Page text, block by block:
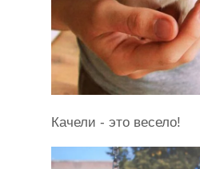
Качели - это весело!